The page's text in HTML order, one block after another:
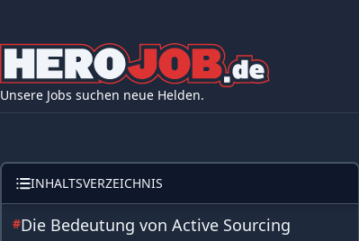
Unsere Jobs suchen neue Helden.
INHALTSVERZEICHNIS
#Die Bedeutung von Active Sourcing